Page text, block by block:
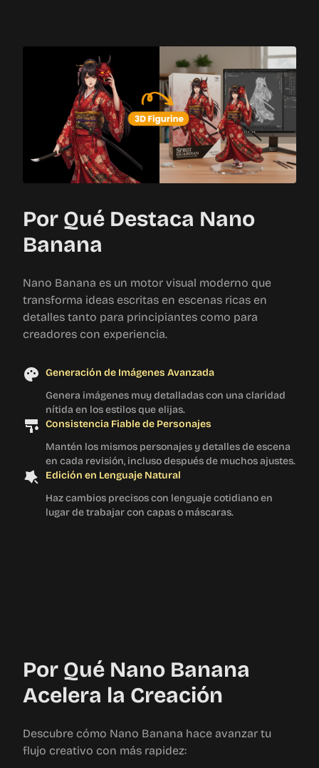
Por Qué Destaca Nano
Banana
Nano Banana es un motor visual moderno que
transforma ideas escritas en escenas ricas en
detalles tanto para principiantes como para
creadores con experiencia.
Generación de Imágenes Avanzada
Genera imágenes muy detalladas con una claridad
nítida en los estilos que elijas.
Consistencia Fiable de Personajes
Mantén los mismos personajes y detalles de escena
en cada revisión, incluso después de muchos ajustes.
Edición en Lenguaje Natural
Haz cambios precisos con lenguaje cotidiano en
lugar de trabajar con capas o máscaras.
Por Qué Nano Banana
Acelera la Creación
Descubre cómo Nano Banana hace avanzar tu
flujo creativo con más rapidez: